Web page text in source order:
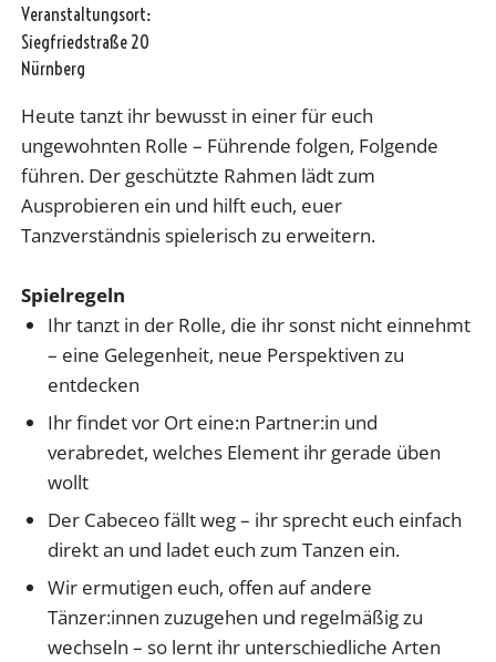
Veranstaltungsort:
Siegfriedstraße 20
Nürnberg
Heute tanzt ihr bewusst in einer für euch
ungewohnten Rolle – Führende folgen, Folgende
führen. Der geschützte Rahmen lädt zum
Ausprobieren ein und hilft euch, euer
Tanzverständnis spielerisch zu erweitern.
Spielregeln
Ihr tanzt in der Rolle, die ihr sonst nicht einnehmt
– eine Gelegenheit, neue Perspektiven zu
entdecken
Ihr findet vor Ort eine:n Partner:in und
verabredet, welches Element ihr gerade üben
wollt
Der Cabeceo fällt weg – ihr sprecht euch einfach
direkt an und ladet euch zum Tanzen ein.
Wir ermutigen euch, offen auf andere
Tänzer:innen zuzugehen und regelmäßig zu
wechseln – so lernt ihr unterschiedliche Arten